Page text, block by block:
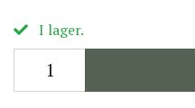
I lager.